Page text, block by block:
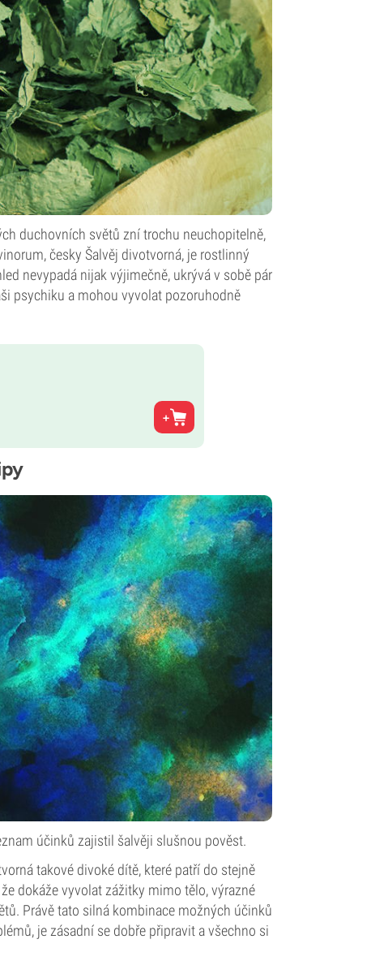
duchovních světů zní trochu neuchopitelně,
česky Šalvěj divotvorná, je rostlinný
nevypadá nijak výjimečně, ukrývá v sobě pár
psychiku a mohou vyvolat pozoruhodně
účinků zajistil šalvěji slušnou pověst.
takové divoké dítě, které patří do stejně
dokáže vyvolat zážitky mimo tělo, výrazné
Právě tato silná kombinace možných účinků
je zásadní se dobře připravit a všechno si